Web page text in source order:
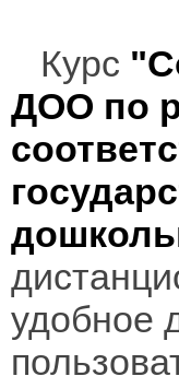
Курс
ДОО по
удобное